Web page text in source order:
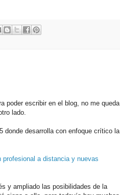
poder escribir en el blog, no me queda
lado.
donde desarrolla con enfoque crítico la
a distancia y nuevas
y ampliado las posibilidades de la